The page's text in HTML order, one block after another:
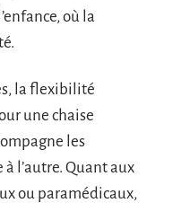
où la
la flexibilité
une chaise
les
l’autre. Quant aux
ou paramédicaux,